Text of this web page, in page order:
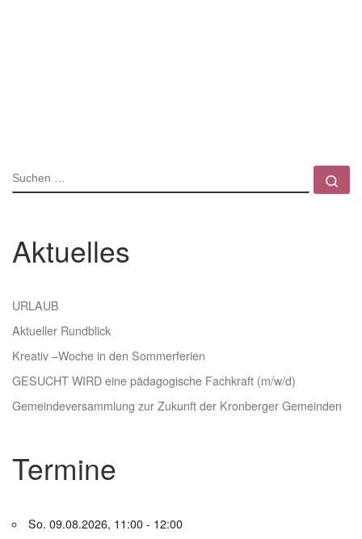
SUCHE
Aktuelles
URLAUB
Aktueller Rundblick
Kreativ –Woche in den Sommerferien
GESUCHT WIRD eine pädagogische Fachkraft (m/w/d)
Gemeindeversammlung zur Zukunft der Kronberger Gemeinden
Termine
So. 09.08.2026, 11:00 - 12:00